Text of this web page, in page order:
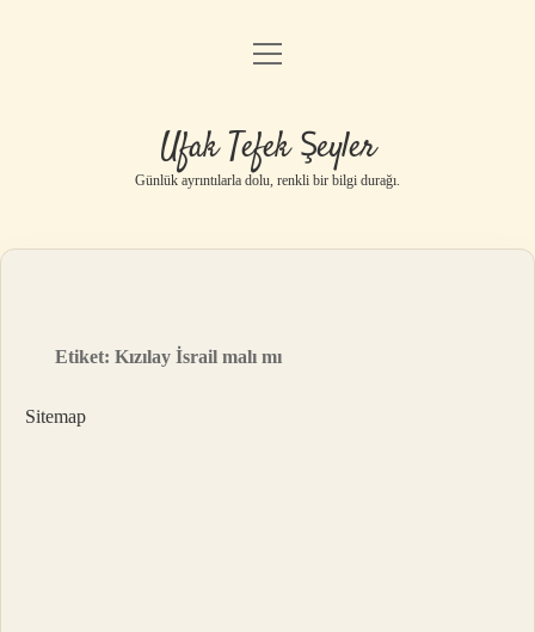
Anasayfa
Yasal Uyarı
menüyü
Ufak Tefek Şeyler
Günlük ayrıntılarla dolu, renkli bir bilgi durağı.
Etiket:Kızılay İsrail malı mı
Sitemap